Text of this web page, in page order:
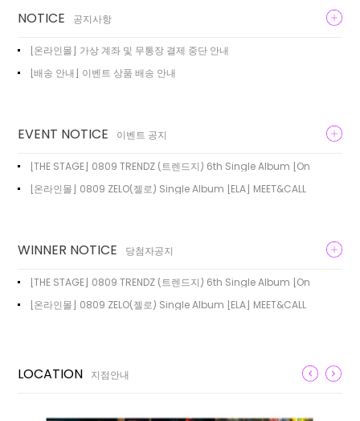
NOTICE 공지사항
[온라인몰] 가상 계좌 및 무통장 결제 중단 안내
[배송 안내] 이벤트 상품 배송 안내
EVENT NOTICE 이벤트 공지
[THE STAGE] 0809 TRENDZ (트렌드지) 6th Single Album [On
[온라인몰] 0809 ZELO(젤로) Single Album [ELA] MEET&CALL
WINNER NOTICE 당첨자공지
[THE STAGE] 0809 TRENDZ (트렌드지) 6th Single Album [On
[온라인몰] 0809 ZELO(젤로) Single Album [ELA] MEET&CALL
LOCATION 지점안내